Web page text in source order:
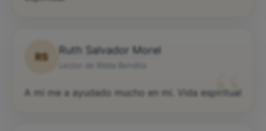
RS
Ruth Salvador Morel
“
A mi me a ayudado mucho en mi. Vida espiritual